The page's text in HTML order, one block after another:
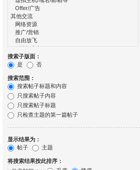
搜索子版面：
是
否
搜索范围：
搜索帖子标题和内容
只搜索帖子内容
只搜索帖子标题
只检查主题的第一篇帖子
显示结果为：
帖子
主题
将搜索结果按此排序：